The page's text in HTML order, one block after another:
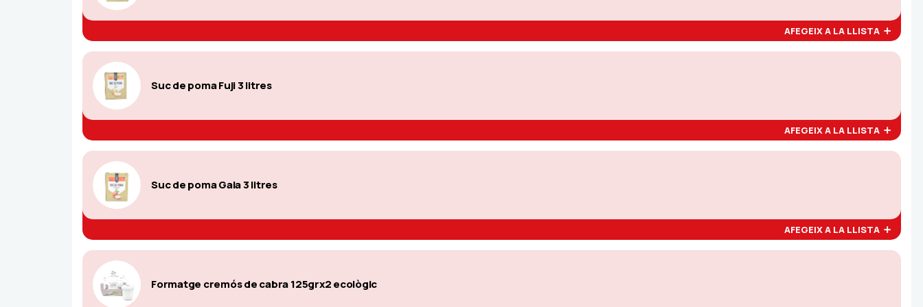
AFEGEIX A LA LLISTA
Suc de poma Fuji 3 litres
AFEGEIX A LA LLISTA
Suc de poma Gala 3 litres
AFEGEIX A LA LLISTA
Formatge cremós de cabra 125grx2 ecològic